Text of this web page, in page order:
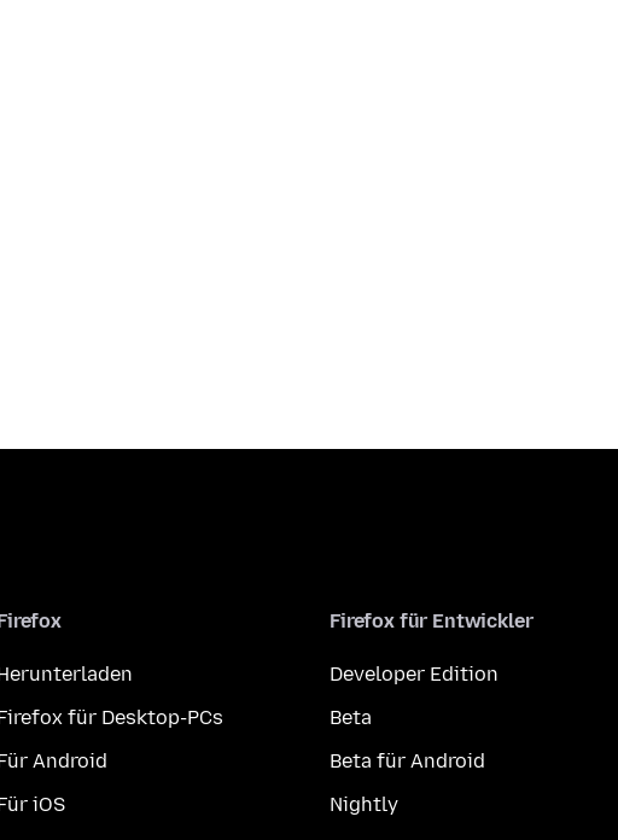
für Desktop-PCs
Android
iOS
Firefox für Entwickler
Developer Edition
Beta
Beta für Android
Nightly